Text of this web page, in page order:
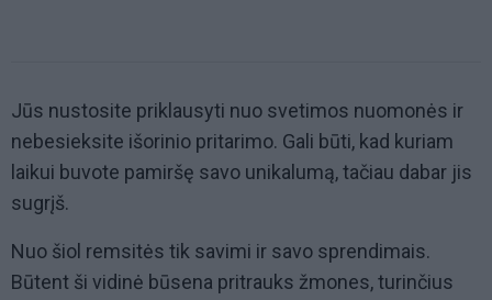
Jūs nustosite priklausyti nuo svetimos nuomonės ir
nebesieksite išorinio pritarimo. Gali būti, kad kuriam
laikui buvote pamiršę savo unikalumą, tačiau dabar jis
sugrįš.
Nuo šiol remsitės tik savimi ir savo sprendimais.
Būtent ši vidinė būsena pritrauks žmones, turinčius